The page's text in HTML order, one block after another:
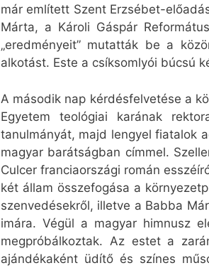
már említett Szent Erzsébet-
Márta, a Károli Gáspár
„eredményeit” mutatták be a
alkotást. Este a csíksomlyói búcsú
A második nap kérdésfelvetése a
Egyetem teológiai karának
tanulmányát, majd lengyel fiatalok
magyar barátságban címmel.
Culcer franciaországi román
két állam összefogása a
szenvedésekről, illetve a Babba
imára. Végül a magyar himnusz
megpróbálkoztak. Az estet a
ajándékaként üdítő és színes